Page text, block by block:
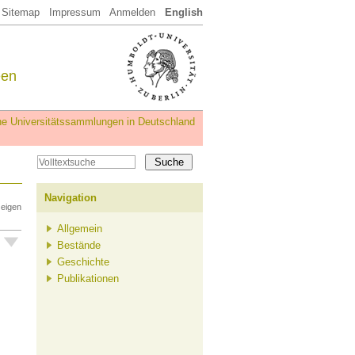
Sitemap Impressum Anmelden English
Universitätssammlungen in Deutschland
Navigation
Allgemein
Bestände
Geschichte
Publikationen